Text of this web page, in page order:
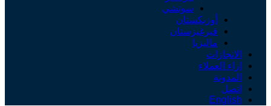
سوتشي
أوزبكستان
قيرغيزستان
ماليزيا
الانجازات
اراء العملاء
المدونة
اتصل
English